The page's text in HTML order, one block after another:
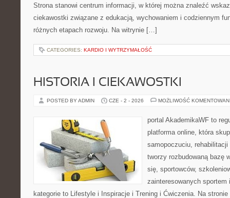
Strona stanowi centrum informacji, w której można znaleźć
ciekawostki związane z edukacją, wychowaniem i codziennym
różnych etapach rozwoju. Na witrynie […]
CATEGORIES: KARDIO I WYTRZYMAŁOŚĆ
HISTORIA I CIEKAWOSTKI
POSTED BY ADMIN CZE - 2 - 2026 MOŻLIWOŚĆ
portal AkademikaWF to
platforma online, która
samopoczuciu,
tworzy rozbudowaną bazę
się, sportowców,
zainteresowanych sportem
kategorie to Lifestyle i Inspiracje i Trening i Ćwiczenia. Na